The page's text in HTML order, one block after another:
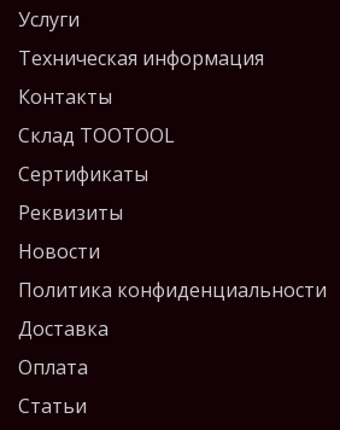
Услуги
Техническая информация
Контакты
Склад TOOTOOL
Сертификаты
Реквизиты
Новости
Политика конфиденциальности
Доставка
Оплата
Статьи